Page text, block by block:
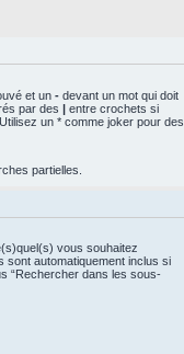
et un - devant un mot qui doit
par des | entre crochets si
un * comme joker pour des
partielles.
vous souhaitez
automatiquement inclus si
“Rechercher dans les sous-